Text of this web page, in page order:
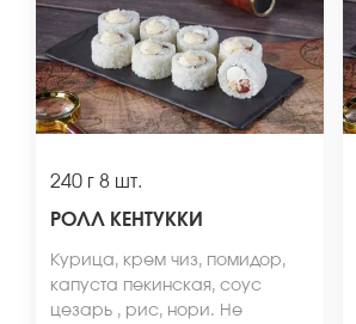
240 г 8 шт.
РОЛЛ КЕНТУККИ
Курица, крем чиз, помидор,
капуста пекинская, соус
цезарь , рис, нори. Не